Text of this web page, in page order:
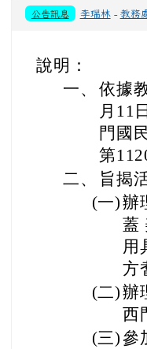
公告訊息 李瑞林- 教務
說明：
一、 依據
月11
門國
第
二、
旨揭
(一)辦
蓋
用
方
(二)辦
西
(三)參